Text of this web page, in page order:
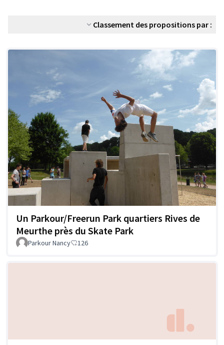
Classement des propositions par :
Un Parkour/Freerun Park quartiers Rives de
Meurthe près du Skate Park
Parkour Nancy 126